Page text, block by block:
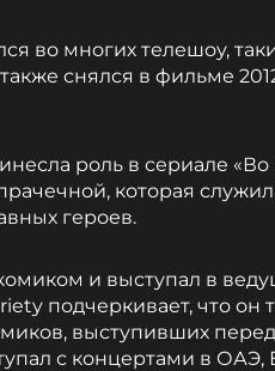
во многих телешоу,
снялся в фильме
роль в сериале «Во
которая
героев.
и выступал в
подчеркивает, что он
выступивших перед
с концертами в ОАЭ,